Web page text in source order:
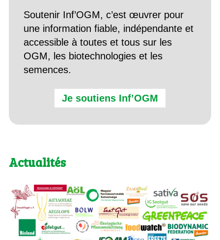
Soutenir Inf’OGM, c’est œuvrer pour
une information fiable, indépendante et
accessible à toutes et tous sur les
OGM, les biotechnologies et les
semences.
Je soutiens Inf’OGM
Actualités